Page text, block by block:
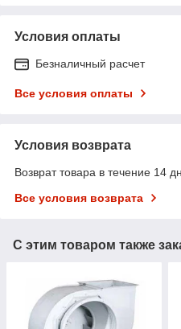
Условия оплаты
Безналичный расчет
Все условия оплаты
Условия возврата
Возврат товара в течение 14
Все условия возврата
С этим товаром также